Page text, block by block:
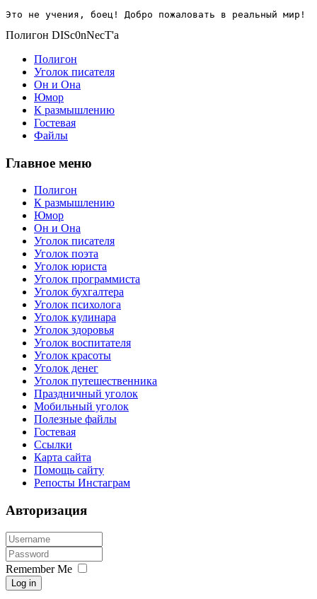
Это не учения, боец! Добро пожаловать в реальный мир!
Полигон DISc0nNecT'a
Полигон
Уголок писателя
Он и Она
Юмор
К размышлению
Гостевая
Файлы
Главное меню
Полигон
К размышлению
Юмор
Он и Она
Уголок писателя
Уголок поэта
Уголок юриста
Уголок программиста
Уголок бухгалтера
Уголок психолога
Уголок кулинара
Уголок здоровья
Уголок воспитателя
Уголок красоты
Уголок денег
Уголок путешественника
Праздничный уголок
Мобильный уголок
Полезные файлы
Гостевая
Ссылки
Карта сайта
Помощь сайту
Репосты Инстаграм
Авторизация
Remember Me
Log in